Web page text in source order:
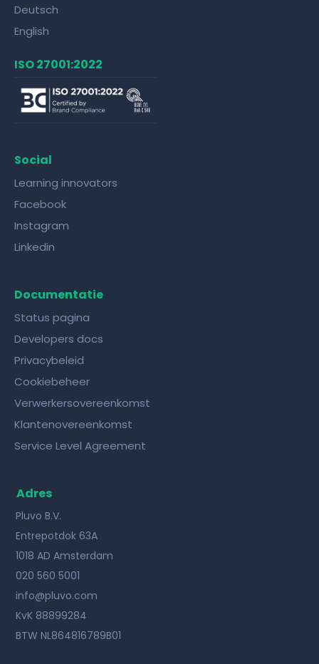
Deutsch
English
ISO 27001:2022
Social
Learning innovators
Facebook
Instagram
Linkedin
Documentatie
Status pagina
Developers docs
Privacybeleid
Cookiebeheer
Verwerkersovereenkomst
Klantenovereenkomst
Service Level Agreement
Adres
Pluvo B.V.
Entrepotdok 63A
1018 AD Amsterdam
020 560 5001
info@pluvo.com
KvK 88899284
BTW NL864816789B01